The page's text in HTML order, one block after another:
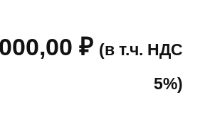
₽ (в т.ч. НДС
5%)